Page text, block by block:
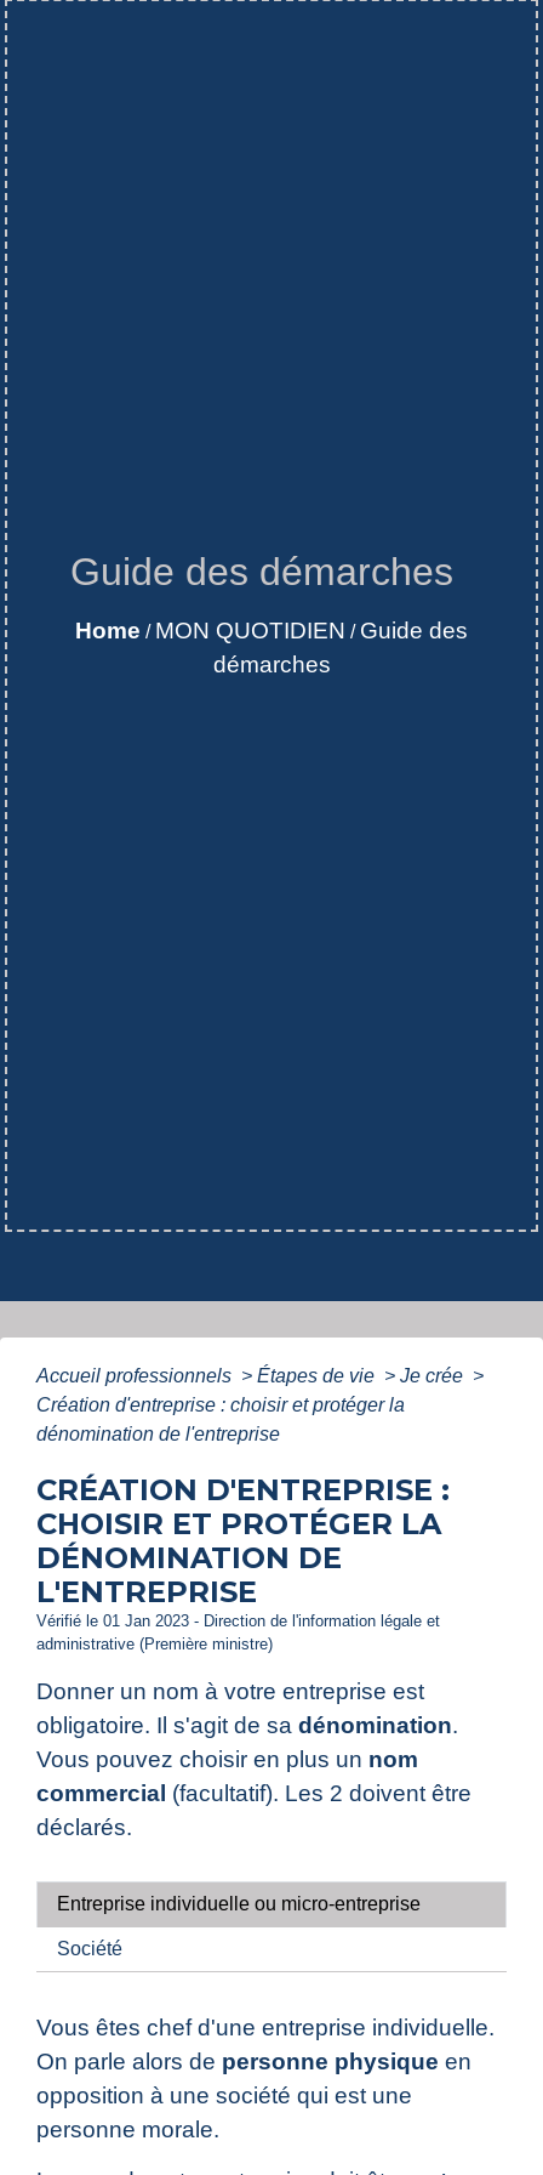
Guide des démarches
Home / MON QUOTIDIEN / Guide des
démarches
Accueil professionnels > Étapes de vie > Je crée >
Création d'entreprise : choisir et protéger la
dénomination de l'entreprise
CRÉATION D'ENTREPRISE :
CHOISIR ET PROTÉGER LA
DÉNOMINATION DE
L'ENTREPRISE
Vérifié le 01 Jan 2023 - Direction de l'information légale et
administrative (Première ministre)
Donner un nom à votre entreprise est
obligatoire. Il s'agit de sa dénomination.
Vous pouvez choisir en plus un nom
commercial (facultatif). Les 2 doivent être
déclarés.
Entreprise individuelle ou micro-entreprise
Société
Vous êtes chef d'une entreprise individuelle.
On parle alors de personne physique en
opposition à une société qui est une
personne morale.